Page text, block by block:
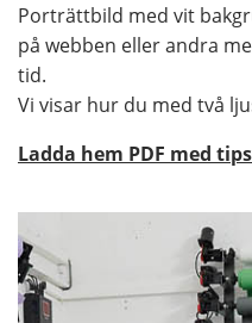
Porträttbild med vit
på webben eller andra
tid.
Vi visar hur du med två
Ladda hem PDF med